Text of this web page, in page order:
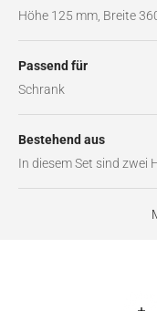
Höhe 125 mm, Breite
Passend für
Schrank
Bestehend aus
In diesem Set sind zwei